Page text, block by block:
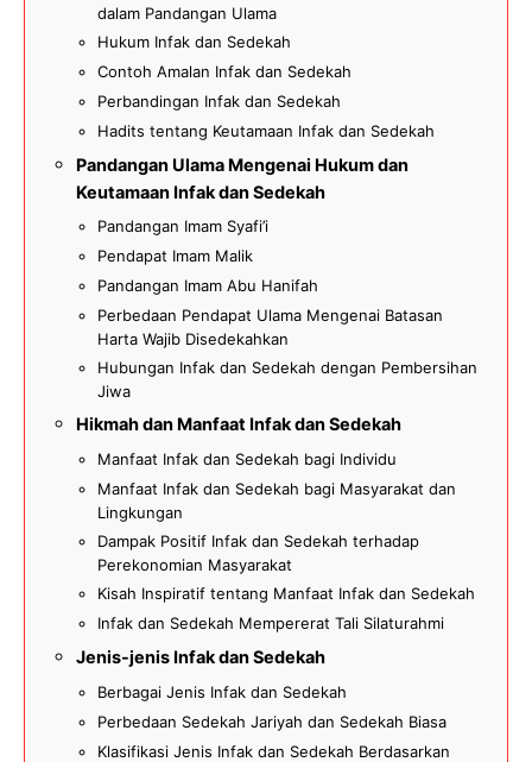
dalam Pandangan Ulama
Hukum Infak dan Sedekah
Contoh Amalan Infak dan Sedekah
Perbandingan Infak dan Sedekah
Hadits tentang Keutamaan Infak dan Sedekah
Pandangan Ulama Mengenai Hukum dan
Keutamaan Infak dan Sedekah
Pandangan Imam Syafi’i
Pendapat Imam Malik
Pandangan Imam Abu Hanifah
Perbedaan Pendapat Ulama Mengenai Batasan
Harta Wajib Disedekahkan
Hubungan Infak dan Sedekah dengan Pembersihan
Jiwa
Hikmah dan Manfaat Infak dan Sedekah
Manfaat Infak dan Sedekah bagi Individu
Manfaat Infak dan Sedekah bagi Masyarakat dan
Lingkungan
Dampak Positif Infak dan Sedekah terhadap
Perekonomian Masyarakat
Kisah Inspiratif tentang Manfaat Infak dan Sedekah
Infak dan Sedekah Mempererat Tali Silaturahmi
Jenis-jenis Infak dan Sedekah
Berbagai Jenis Infak dan Sedekah
Perbedaan Sedekah Jariyah dan Sedekah Biasa
Klasifikasi Jenis Infak dan Sedekah Berdasarkan